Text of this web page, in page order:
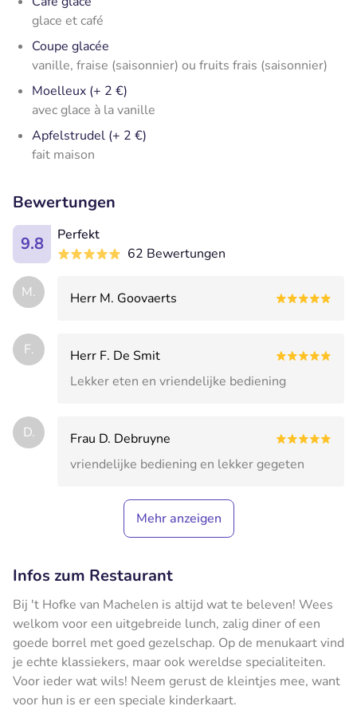
glace et café
Coupe glacée
vanille, fraise (saisonnier) ou fruits frais (saisonnier)
Moelleux (+ 2 €)
avec glace à la vanille
Apfelstrudel (+ 2 €)
fait maison
Bewertungen
9.8
Perfekt
62 Bewertungen
M. Herr M. Goovaerts
F.
Herr F. De Smit
Lekker eten en vriendelijke bediening
D.
Frau D. Debruyne
vriendelijke bediening en lekker gegeten
Mehr anzeigen
Infos zum Restaurant
Bij 't Hofke van Machelen is altijd wat te beleven! Wees
welkom voor een uitgebreide lunch, zalig diner of een
goede borrel met goed gezelschap. Op de menukaart vind
je echte klassiekers, maar ook wereldse specialiteiten.
Voor ieder wat wils! Neem gerust de kleintjes mee, want
voor hun is er een speciale kinderkaart.